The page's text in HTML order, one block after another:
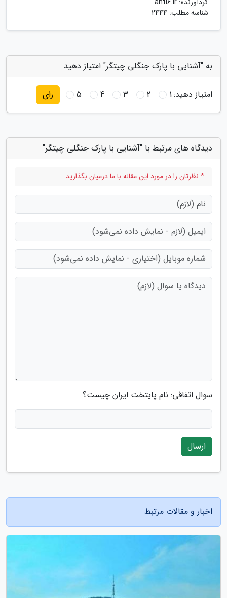
شناسه مطلب: 2444
به "آشنایی با پارک جنگلی چیتگر" امتیاز دهید
امتیاز دهید:1
2
3
4
5 رای
دیدگاه های مرتبط با "آشنایی با پارک جنگلی چیتگر"
* نظرتان را در مورد این مقاله با ما درمیان بگذارید
سوال اتفاقی: نام پایتخت ایران چیست؟
ارسال
اخبار و مقالات مرتبط